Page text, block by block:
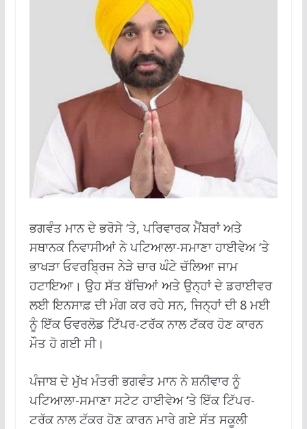
ਭਗਵੰਤ ਮਾਨ ਦੇ ਭਰੋਸੇ ‘ਤੇ, ਪਰਿਵਾਰਕ ਮੈਂਬਰਾਂ ਅਤੇ
ਸਥਾਨਕ ਨਿਵਾਸੀਆਂ ਨੇ ਪਟਿਆਲਾ-ਸਮਾਣਾ ਹਾਈਵੇਅ ‘ਤੇ
ਭਾਖੜਾ ਓਵਰਬ੍ਰਿਜ ਨੇੜੇ ਚਾਰ ਘੰਟੇ ਚੱਲਿਆ ਜਾਮ
ਹਟਾਇਆ। ਉਹ ਸੱਤ ਬੱਚਿਆਂ ਅਤੇ ਉਨ੍ਹਾਂ ਦੇ ਡਰਾਈਵਰ
ਲਈ ਇਨਸਾਫ਼ ਦੀ ਮੰਗ ਕਰ ਰਹੇ ਸਨ, ਜਿਨ੍ਹਾਂ ਦੀ 8 ਮਈ
ਨੂੰ ਇੱਕ ਓਵਰਲੋਡ ਟਿੱਪਰ-ਟਰੱਕ ਨਾਲ ਟੱਕਰ ਹੋਣ ਕਾਰਨ
ਮੌਤ ਹੋ ਗਈ ਸੀ।
ਪੰਜਾਬ ਦੇ ਮੁੱਖ ਮੰਤਰੀ ਭਗਵੰਤ ਮਾਨ ਨੇ ਸ਼ਨੀਵਾਰ ਨੂੰ
ਪਟਿਆਲਾ-ਸਮਾਣਾ ਸਟੇਟ ਹਾਈਵੇਅ ‘ਤੇ ਇੱਕ ਟਿੱਪਰ-
ਟਰੱਕ ਨਾਲ ਟੱਕਰ ਹੋਣ ਕਾਰਨ ਮਾਰੇ ਗਏ ਸੱਤ ਸਕੂਲੀ